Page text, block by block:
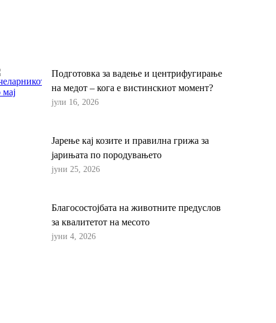
Подготовка за вадење и центрифугирање
на медот – кога е вистинскиот момент?
јули 16, 2026
Јарење кај козите и правилна грижа за
јарињата по породувањето
јуни 25, 2026
Благосостојбата на животните предуслов
за квалитетот на месото
јуни 4, 2026